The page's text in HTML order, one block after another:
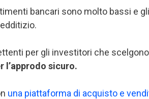
bancari sono molto bassi e
per gli investitori che
l’approdo sicuro.
una piattaforma di acquisto e